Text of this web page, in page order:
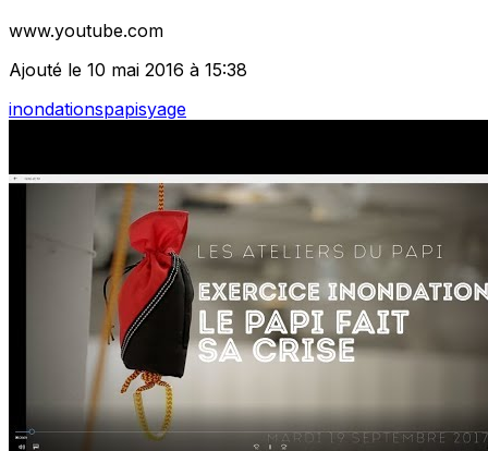
www.youtube.com
Ajouté le 10 mai 2016 à 15:38
inondationspapisyage